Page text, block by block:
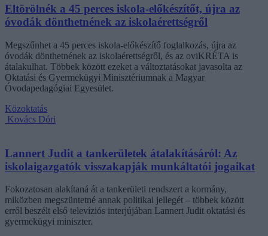
Eltörölnék a 45 perces iskola-előkészítőt, újra az
óvodák dönthetnének az iskolaérettségről
Megszűnhet a 45 perces iskola-előkészítő foglalkozás, újra az
óvodák dönthetnének az iskolaérettségről, és az oviKRÉTA is
átalakulhat. Többek között ezeket a változtatásokat javasolta az
Oktatási és Gyermekügyi Minisztériumnak a Magyar
Óvodapedagógiai Egyesület.
Közoktatás
Kovács Dóri
Lannert Judit a tankerületek átalakításáról: Az
iskolaigazgatók visszakapják munkáltatói jogaikat
Fokozatosan alakítaná át a tankerületi rendszert a kormány,
miközben megszüntetné annak politikai jellegét – többek között
erről beszélt első televíziós interjújában Lannert Judit oktatási és
gyermekügyi miniszter.